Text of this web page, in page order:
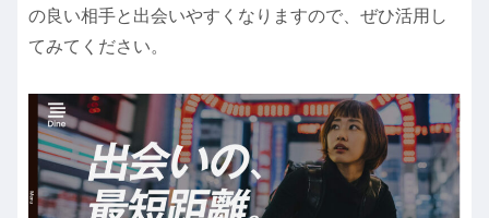
の良い相手と出会いやすくなりますので、ぜひ活用し
てみてください。